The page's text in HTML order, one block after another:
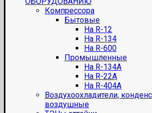
Компрессора
Бытовые
На R-12
На R-134
На R-600
Промышленные
На R-134A
На R-22A
На R-404A
Воздухоохладители,
воздушные